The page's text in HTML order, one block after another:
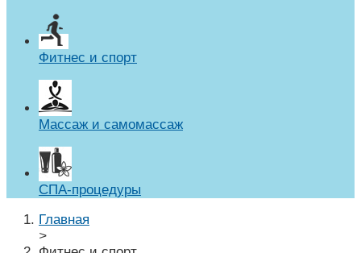
Фитнес и спорт
Массаж и самомассаж
СПА-процедуры
Главная
>